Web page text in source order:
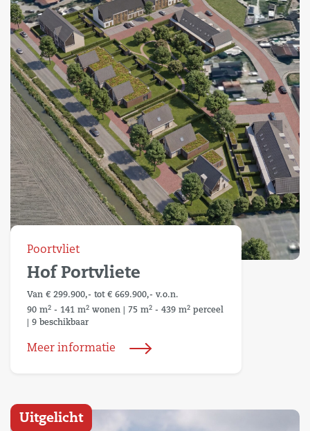
Poortvliet
Hof Portvliete
Van € 299.900,- tot € 669.900,- v.o.n.
90 m2 - 141 m2 wonen 75 m2 - 439 m2 perceel
9 beschikbaar
Meer informatie
Uitgelicht